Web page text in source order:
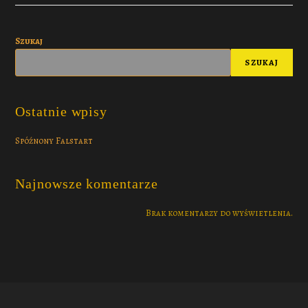
Szukaj
SZUKAJ
Ostatnie wpisy
Spóźnony Falstart
Najnowsze komentarze
Brak komentarzy do wyświetlenia.